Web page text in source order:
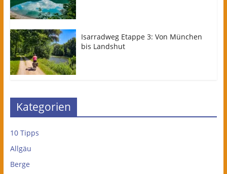
Isarradweg Etappe 3: Von München
bis Landshut
Kategorien
10 Tipps
Allgäu
Berge